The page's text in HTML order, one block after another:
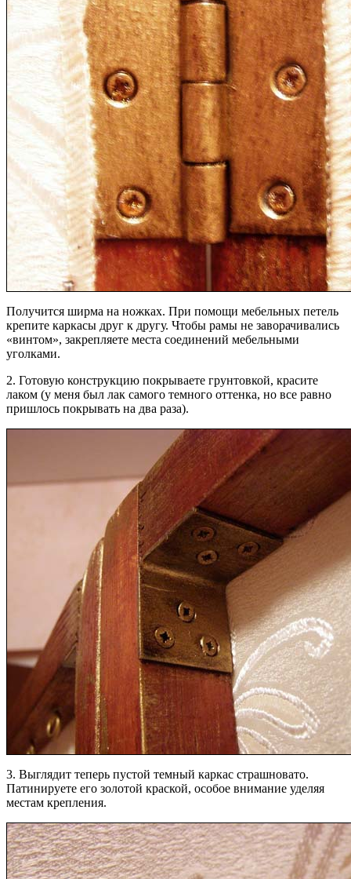
Получится ширма на ножках. При помощи мебельных петель
крепите каркасы друг к другу. Чтобы рамы не заворачивались
«винтом», закрепляете места соединений мебельными
уголками.
2. Готовую конструкцию покрываете грунтовкой, красите
лаком (у меня был лак самого темного оттенка, но все равно
пришлось покрывать на два раза).
3. Выглядит теперь пустой темный каркас страшновато.
Патинируете его золотой краской, особое внимание уделяя
местам крепления.